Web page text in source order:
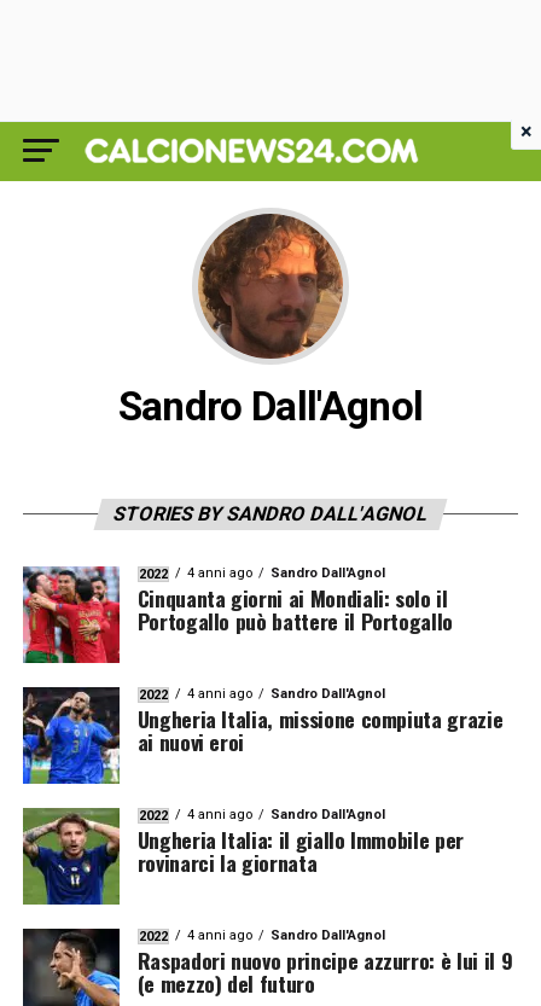
Sandro Dall'Agnol
STORIES BY SANDRO DALL'AGNOL
2022 4 anni ago Sandro Dall'Agnol
Cinquanta giorni ai Mondiali: solo il
Portogallo può battere il Portogallo
2022 4 anni ago Sandro Dall'Agnol
Ungheria Italia, missione compiuta grazie
ai nuovi eroi
2022 4 anni ago Sandro Dall'Agnol
Ungheria Italia: il giallo Immobile per
rovinarci la giornata
2022 4 anni ago Sandro Dall'Agnol
Raspadori nuovo principe azzurro: è lui il 9
(e mezzo) del futuro
×